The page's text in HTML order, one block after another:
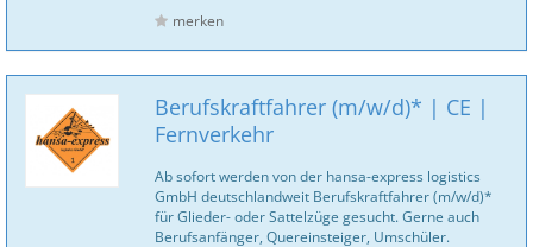
merken
Berufskraftfahrer (m/w/d)* | CE |
Fernverkehr
Ab sofort werden von der hansa-express logistics
GmbH deutschlandweit Berufskraftfahrer (m/w/d)*
für Glieder- oder Sattelzüge gesucht. Gerne auch
Berufsanfänger, Quereinsteiger, Umschüler.